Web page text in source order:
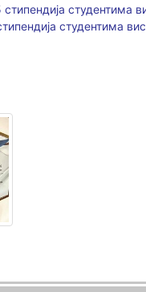
студентима
студентима